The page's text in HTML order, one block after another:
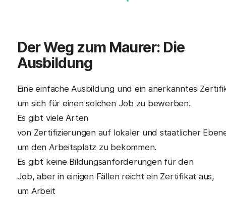
Der Weg zum Maurer: Die
Ausbildung
Eine einfache Ausbildung und ein anerkanntes
um sich für einen solchen Job zu bewerben.
Es gibt viele Arten
von Zertifizierungen auf lokaler und staatlicher
um den Arbeitsplatz zu bekommen.
Es gibt keine Bildungsanforderungen für den
Job, aber in einigen Fällen reicht ein Zertifikat aus,
um Arbeit